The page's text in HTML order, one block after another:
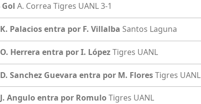
Gol A. Correa Tigres UANL3-1
K. Palacios entra por F. Villalba Santos Laguna
O. Herrera entra por I. LópezTigres UANL
D. Sanchez Guevara entra por M. FloresTigres UANL
J. Angulo entra por Romulo Tigres UANL